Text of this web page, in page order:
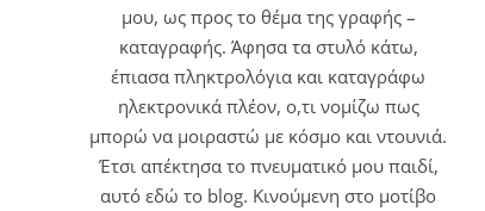
μου, ως προς το θέμα της γραφής –
καταγραφής. Άφησα τα στυλό κάτω,
έπιασα πληκτρολόγια και καταγράφω
ηλεκτρονικά πλέον, ο,τι νομίζω πως
μπορώ να μοιραστώ με κόσμο και ντουνιά.
Έτσι απέκτησα το πνευματικό μου παιδί,
αυτό εδώ το blog. Κινούμενη στο μοτίβο